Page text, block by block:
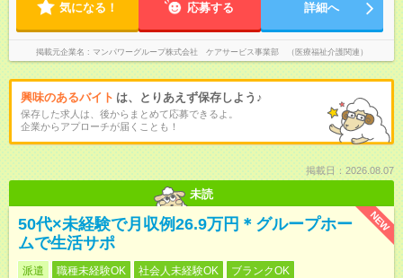
気になる！ 応募する 詳細へ
掲載元企業名 マンパワーグループ株式会社 ケアサービス事業部 （医療福祉介護関連）
興味のあるバイト は、とりあえず保存しよう♪
保存した求人は、後からまとめて応募できるよ。
企業からアプローチが届くことも！
掲載日：2026.08.07
未読
NEW
50代×未経験で月収例26.9万円＊グループホー
ムで生活サポ
派遣 職種未経験OK 社会人未経験OK
ブランクOK